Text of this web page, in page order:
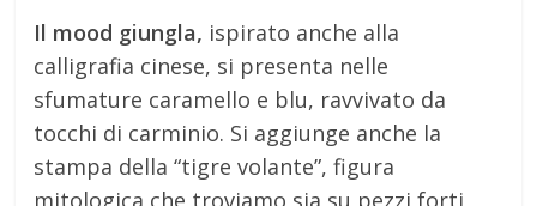
Il mood giungla, ispirato anche alla
calligrafia cinese, si presenta nelle
sfumature caramello e blu, ravvivato da
tocchi di carminio. Si aggiunge anche la
stampa della “tigre volante”, figura
mitologica che troviamo sia su pezzi forti